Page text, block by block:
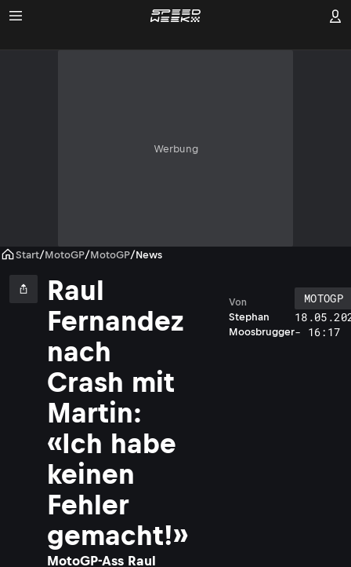
Werbung
Start/MotoGP/MotoGP/News
Raul
Fernandez
nach
Crash mit
Martin:
«Ich habe
keinen
Fehler
gemacht!»
MotoGP-Ass Raul
Stephan
Moosbrugger
Von
MOTOGP
- 16:17